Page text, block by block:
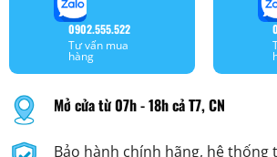
0902.555.522
Tư vấn mua
hàng
Mở cửa từ 07h - 18h cả T7, CN
Bảo hành chính hãng, hệ thống